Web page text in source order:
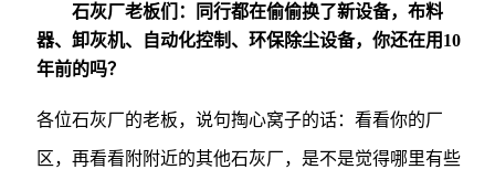
石灰厂老板们：同行都在偷偷换了新设备，布料
器、卸灰机、自动化控制、环保除尘设备，你还在用10
年前的吗？
各位石灰厂的老板，说句掏心窝子的话：看看你的厂
区，再看看附附近的其他石灰厂，是不是觉得哪里有些